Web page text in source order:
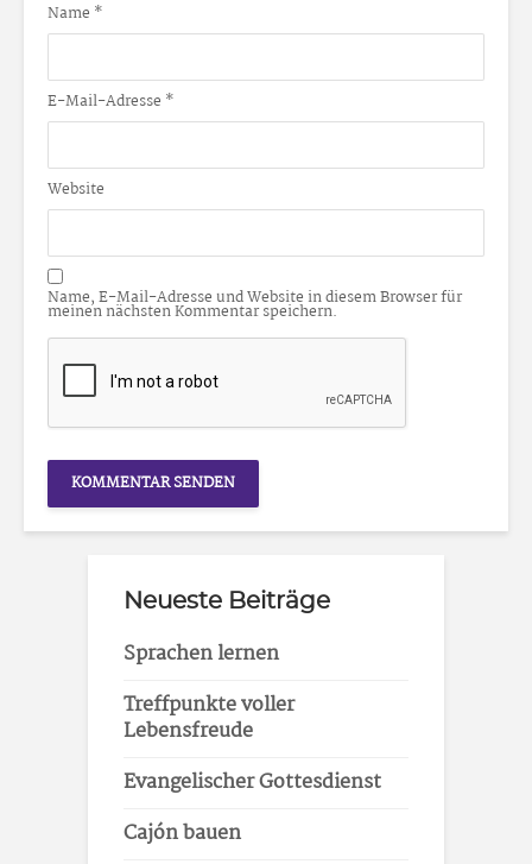
Name *
E-Mail-Adresse *
Website
Name, E-Mail-Adresse und Website in diesem Browser für
meinen nächsten Kommentar speichern.
Neueste Beiträge
Sprachen lernen
Treffpunkte voller
Lebensfreude
Evangelischer Gottesdienst
Cajón bauen